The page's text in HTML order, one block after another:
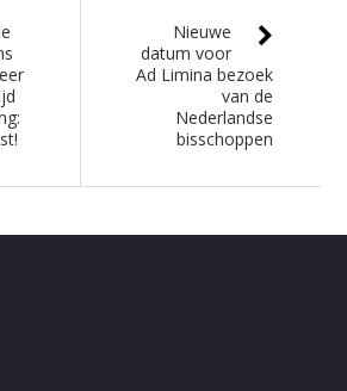
Nieuwe
datum voor
Ad Limina bezoek
van de
Nederlandse
bisschoppen